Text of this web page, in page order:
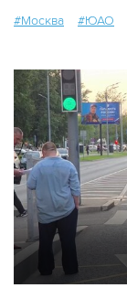
#Москва #ЮАО